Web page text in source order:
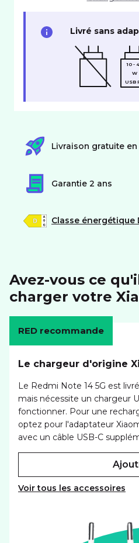
Livré sans
10 -
W
USB
Livraison gratuite en
Garantie 2 ans
Classe énergétique
Avez-vous ce
charger votre
RED recommande
Le chargeur d'origine
Le Redmi Note 14 5G est
mais nécessite un chargeur
fonctionner. Pour une
optez pour l'adaptateur
avec un câble USB-C
Voir tous les accessoires